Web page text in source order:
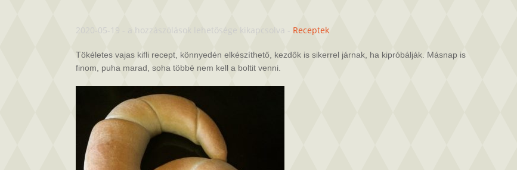
2020-05-19
Vajas
bejegyzéshez
a hozzászólások lehetősége kikapcsolva - Receptek
Tökéletes vajas kifli recept, könnyedén elkészíthető, kezdők is sikerrel járnak, ha kipróbálják. Másnap is
finom, puha marad, soha többé nem kell a boltit venni.